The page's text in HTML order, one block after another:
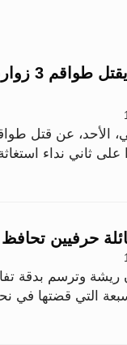
الجيش
الأحد، عن قتل
على ثاني نداء
حرفيين تحافظ
ريشة وترسم بدقة
التي قضتها في